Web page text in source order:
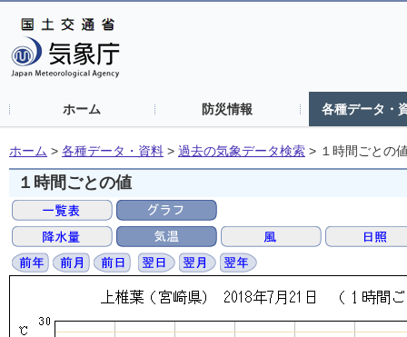
ホーム 防災情報 各種データ・
ホーム > 各種データ・資料 > 過去の気象データ検索 > １時間ごとの
１時間ごとの値